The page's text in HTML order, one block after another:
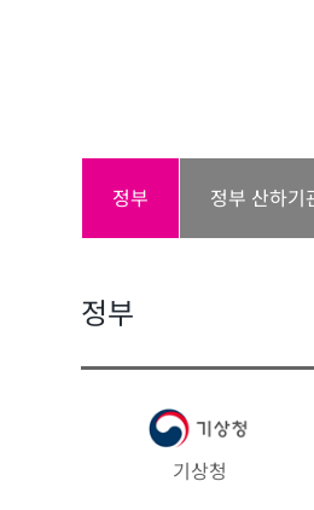
정부 정부 산하기
정부
기상청